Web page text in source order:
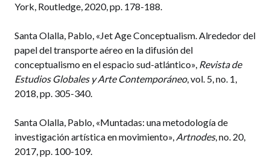
York, Routledge, 2020, pp. 178-188.
Santa Olalla, Pablo, «Jet Age Conceptualism. Alrededor del
papel del transporte aéreo en la difusión del
conceptualismo en el espacio sud-atlántico», Revista de
Estudios Globales y Arte Contemporáneo, vol. 5, no. 1,
2018, pp. 305-340.
Santa Olalla, Pablo, «Muntadas: una metodología de
investigación artística en movimiento», Artnodes, no. 20,
2017, pp. 100-109.